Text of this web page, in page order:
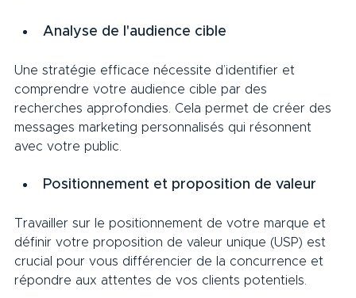
Analyse de l'audience cible
Une stratégie efficace nécessite d’identifier et
comprendre votre audience cible par des
recherches approfondies. Cela permet de créer des
messages marketing personnalisés qui résonnent
avec votre public.
Positionnement et proposition de valeur
Travailler sur le positionnement de votre marque et
définir votre proposition de valeur unique (USP) est
crucial pour vous différencier de la concurrence et
répondre aux attentes de vos clients potentiels.